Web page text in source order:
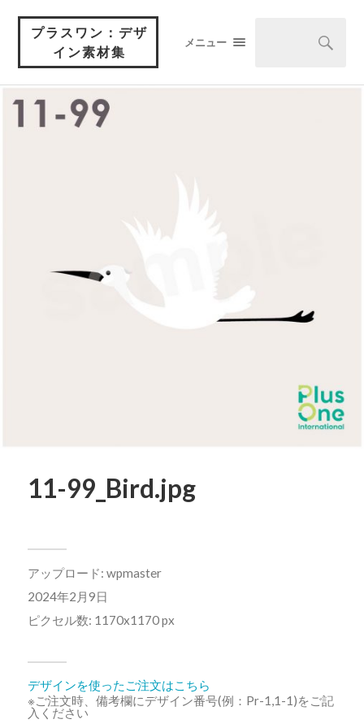
プラスワン：デザ
イン素材集
メニュー
11-99_Bird.jpg
アップロード: wpmaster
2024年2月9日
ピクセル数: 1170x1170 px
デザインを使ったご注文はこちら
※ご注文時、備考欄にデザイン番号(例：Pr-1,1-1)をご記
入ください